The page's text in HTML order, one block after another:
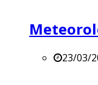
23/03/